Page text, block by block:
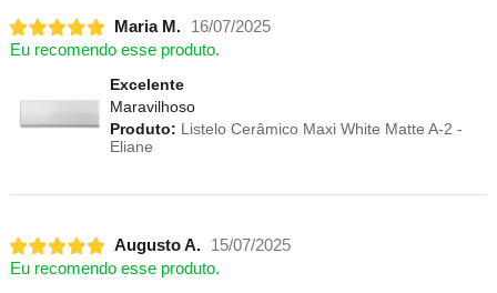
Maria M.
16/07/2025
Eu recomendo esse produto.
Excelente
Maravilhoso
Produto: Listelo Cerâmico Maxi White Matte A-2 -
Eliane
Augusto A.
15/07/2025
Eu recomendo esse produto.